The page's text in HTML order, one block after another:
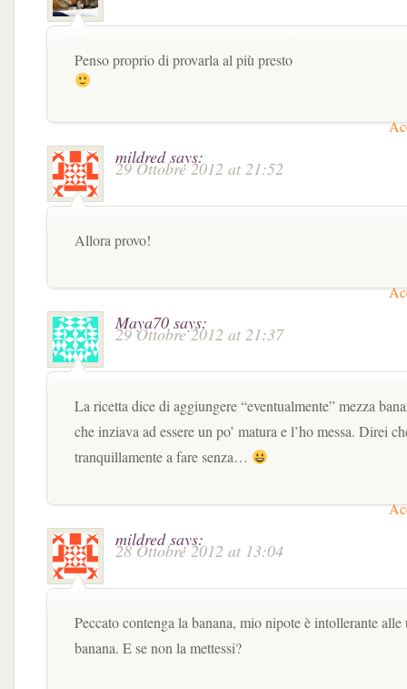
Penso proprio di provarla al più presto
mildred says:
29 Ottobre 2012 at 21:52
Allora provo!
Maya70 says:
29 Ottobre 2012 at 21:37
La ricetta dice di aggiungere “eventualmente” mezza
che inziava ad essere un po’ matura e l’ho messa. Direi
tranquillamente a fare senza…
mildred says:
28 Ottobre 2012 at 13:04
Peccato contenga la banana, mio nipote è intollerante alle
banana. E se non la mettessi?